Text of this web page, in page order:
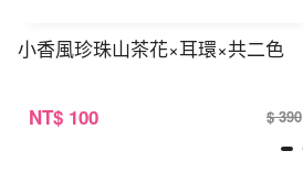
小香風珍珠山茶花×耳環×共二色
NT$ 100 $ 390